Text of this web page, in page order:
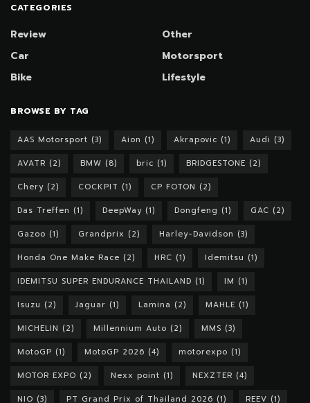
CATEGORIES
Review
Car
Bike
Other
Motorsport
Lifestyle
BROWSE BY TAG
AAS Motorsport (3) Aion (1) Akrapovic (1) Audi (3)
AVATR (2) BMW (8) bric (1) BRIDGESTONE (2)
Chery (2) COCKPIT (1) CP FOTON (2)
Das Treffen (1) DeepWay (1) Dongfeng (1) GAC (2)
Gazoo (1) Grandprix (2) Harley-Davidson (3)
Honda One Make Race (2) HRC (1) Idemitsu (1)
IDEMITSU SUPER ENDURANCE THAILAND (1) IM (1)
Isuzu (2) Jaguar (1) Lamina (2) MAHLE (1)
MICHELIN (2) Millennium Auto (2) MMS (3)
MotoGP (1) MotoGP 2026 (4) motorexpo (1)
MOTOR EXPO (2) Nexx point (1) NEXZTER (4)
NIO (3) PT Grand Prix of Thailand 2026 (1) REEV (1)